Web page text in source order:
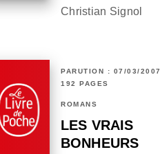
Christian Signol
PARUTION : 07/03/2007
192 PAGES
ROMANS
LES VRAIS
BONHEURS